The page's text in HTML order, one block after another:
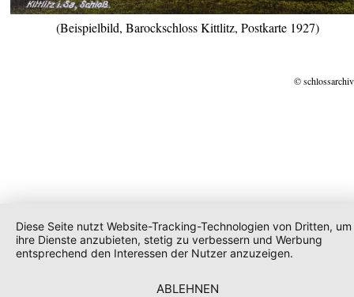
(Beispielbild, Barockschloss Kittlitz, Postkarte 1927)
©
Diese Seite nutzt Website-Tracking-Technologien von Dritten, um
ihre Dienste anzubieten, stetig zu verbessern und Werbung
entsprechend den Interessen der Nutzer anzuzeigen.
ABLEHNEN